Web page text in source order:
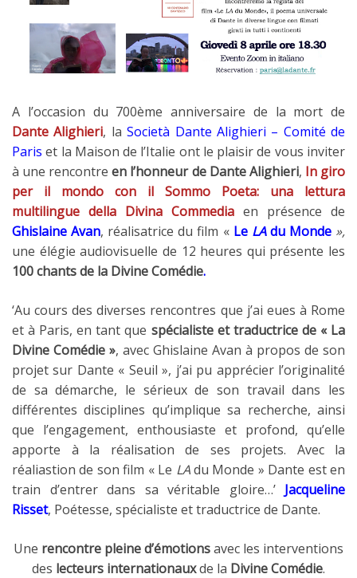
A l’occasion du 700ème anniversaire de la mort de
Dante Alighieri, laSocietà Dante Alighieri – Comité de
Paris et la Maison de l’Italie ont le plaisir de vous inviter
à une rencontreen l’honneur de Dante Alighieri, In giro
per il mondo con il Sommo Poeta: una lettura
multilingue della Divina Commedia en présence de
Ghislaine Avan, réalisatrice du film « Le LAdu Monde»,
une élégie audiovisuelle de 12 heures qui présente les
100 chants de la Divine Comédie.
‘Au cours des diverses rencontres que j’ai eues à Rome
et à Paris, en tant que spécialiste et traductrice de « La
Divine Comédie », avec Ghislaine Avan à propos de son
projet sur Dante « Seuil », j’ai pu apprécier l’originalité
de sa démarche, le sérieux de son travail dans les
différentes disciplines qu’implique sa recherche, ainsi
que l’engagement, enthousiaste et profond, qu’elle
apporte à la réalisation de ses projets. Avec la
réaliastion de son film « Le LAdu Monde » Dante est en
train d’entrer dans sa véritable gloire…’ Jacqueline
Risset, Poétesse, spécialiste et traductrice de Dante.
Une rencontre pleine d’émotionsavec les interventions
des lecteurs internationauxde la Divine Comédie.